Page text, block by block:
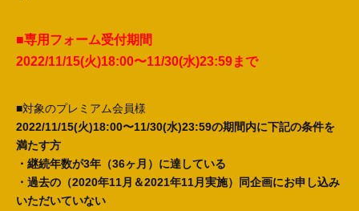
■専用フォーム受付期間
2022/11/15(火)18:00〜11/30(水)23:59まで
■対象のプレミアム会員様
2022/11/15(火)18:00〜11/30(水)23:59の期間内に下記の条件を
満たす方
・継続年数が3年（36ヶ月）に達している
・過去の（2020年11月＆2021年11月実施）同企画にお申し込み
いただいていない